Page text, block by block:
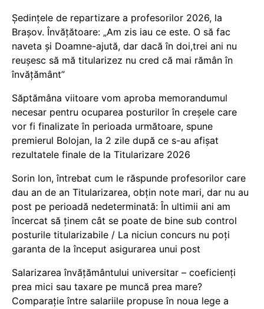
Ședințele de repartizare a profesorilor 2026, la
Brașov. Învățătoare: „Am zis iau ce este. O să fac
naveta și Doamne-ajută, dar dacă în doi,trei ani nu
reușesc să mă titularizez nu cred că mai rămân în
învățământ”
Săptămâna viitoare vom aproba memorandumul
necesar pentru ocuparea posturilor în creșele care
vor fi finalizate în perioada următoare, spune
premierul Bolojan, la 2 zile după ce s-au afișat
rezultatele finale de la Titularizare 2026
Sorin Ion, întrebat cum le răspunde profesorilor care
dau an de an Titularizarea, obțin note mari, dar nu au
post pe perioadă nedeterminată: În ultimii ani am
încercat să ținem cât se poate de bine sub control
posturile titularizabile / La niciun concurs nu poți
garanta de la început asigurarea unui post
Salarizarea învățământului universitar – coeficienți
prea mici sau taxare pe muncă prea mare?
Comparație între salariile propuse în noua lege a